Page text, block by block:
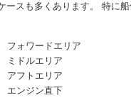
ースも多くあります。 特に
フォワードエリア
ミドルエリア
アフトエリア
エンジン直下